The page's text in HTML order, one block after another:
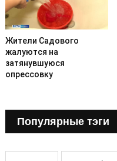
Жители Садового
жалуются на
затянувшуюся
опрессовку
Популярные тэги